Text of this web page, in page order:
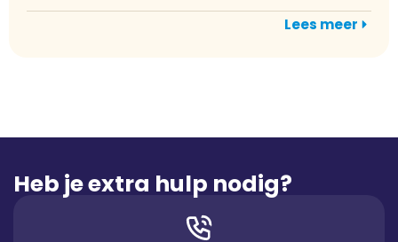
Lees meer
Heb je extra hulp nodig?